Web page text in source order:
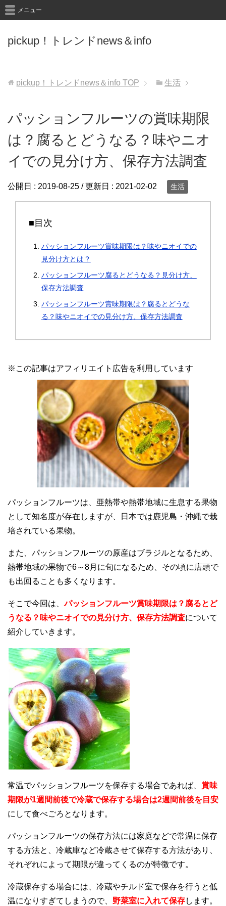
pickup！トレンドnews＆info
メニュー
pickup！トレンドnews＆info TOP 生活
パッションフルーツの賞味期限
は？腐るとどうなる？味やニオ
イでの見分け方、保存方法調査
公開日 : 2019-08-25 / 更新日 : 2021-02-02 生活
■目次
パッションフルーツ賞味期限は？味やニオイでの
見分け方とは？
パッションフルーツ腐るとどうなる？見分け方、
保存方法調査
パッションフルーツ賞味期限は？腐るとどうな
る？味やニオイでの見分け方、保存方法調査
※この記事はアフィリエイト広告を利用しています
パッションフルーツは、亜熱帯や熱帯地域に生息する果物
として知名度が存在しますが、日本では鹿児島・沖縄で栽
培されている果物。
また、パッションフルーツの原産はブラジルとなるため、
熱帯地域の果物で6～8月に旬になるため、その頃に店頭で
も出回ることも多くなります。
そこで今回は、パッションフルーツ賞味期限は？腐るとど
うなる？味やニオイでの見分け方、保存方法調査について
紹介していきます。
常温でパッションフルーツを保存する場合であれば、 賞味
期限が1週間前後で冷蔵で保存する場合は2週間前後を目安
にして食べごろとなります。
パッションフルーツの保存方法には家庭などで常温に保存
する方法と、冷蔵庫など冷蔵させて保存する方法があり、
それぞれによって期限が違ってくるのが特徴です。
冷蔵保存する場合には、冷蔵やチルド室で保存を行うと低
温になりすぎてしまうので、 野菜室に入れて保存します。